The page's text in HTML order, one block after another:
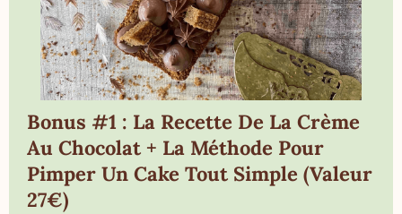
Bonus #1 : La Recette De La Crème
Au Chocolat + La Méthode Pour
Pimper Un Cake Tout Simple (Valeur
27€)